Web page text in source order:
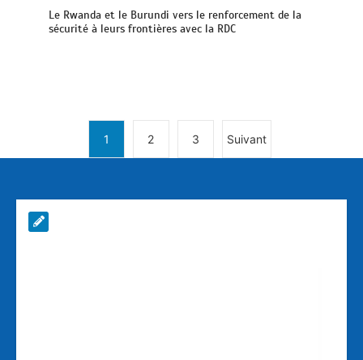
Le Rwanda et le Burundi vers le renforcement de la
sécurité à leurs frontières avec la RDC
1 2 3 Suivant